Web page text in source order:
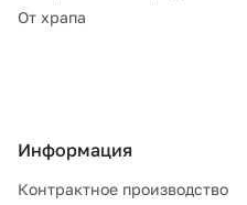
От храпа
Информация
Контрактное производство